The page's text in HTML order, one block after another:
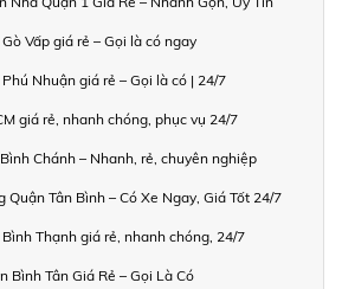
Vấp giá rẻ – Gọi là có ngay
Nhuận giá rẻ – Gọi là có | 24/7
giá rẻ, nhanh chóng, phục vụ 24/7
Chánh – Nhanh, rẻ, chuyên nghiệp
Quận Tân Bình – Có Xe Ngay, Giá Tốt 24/7
Thạnh giá rẻ, nhanh chóng, 24/7
Bình Tân Giá Rẻ – Gọi Là Có